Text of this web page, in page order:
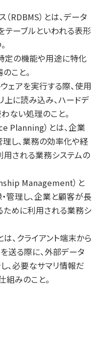
（RDBMS）とは、データ
テーブルといわれる表形
定の機能や用途に特化
こと。
ウェアを実行する際、使用
上に読み込み、ハードデ
ない処理のこと。
Planning）とは、企業
し、業務の効率化や経
される業務システムの
Management）と
管理し、企業と顧客が長
めに利用される業務シ
は、クライアント端末から
送る際に、外部データ
、必要なサマリ情報だ
組みのこと。